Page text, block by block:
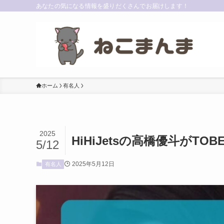
あなたの気になる情報を盛りだくさんでお届けします！
ホーム 有名人
HiHiJetsの高橋優斗が
2025
5/12
有名人 2025年5月12日